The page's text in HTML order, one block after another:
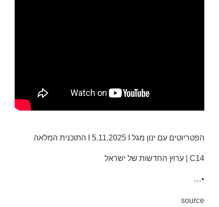
הפטריוטים עם ינון מגל I 5.11.2025 I התוכנית המלאה
C14 | ערוץ החדשות של ישראל
•…
source